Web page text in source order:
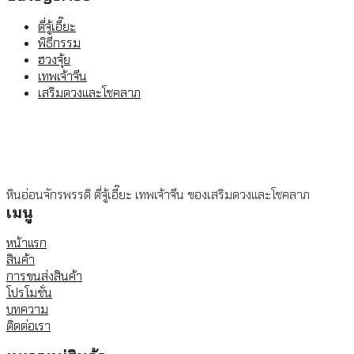
ตี่จู้เอี๊ยะ
พิธีกรรม
ฮวงจุ้ย
เทพเจ้าจีน
เสริมดวงและโชคลาภ
หินอ่อนจักรพรรดิ ตี่จู้เอี๊ยะ เทพเจ้าจีน ของเสริมดวงและโชคลาภ
เมนู
หน้าแรก
สินค้า
การขนส่งสินค้า
โปรโมชั่น
บทความ
ติดต่อเรา